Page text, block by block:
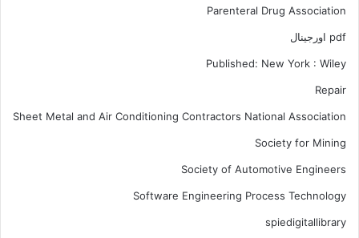
Parenteral Drug Association
pdf اورجینال
Published: New York : Wiley
Repair
Sheet Metal and Air Conditioning Contractors National Association
Society for Mining
Society of Automotive Engineers
Software Engineering Process Technology
spiedigitallibrary